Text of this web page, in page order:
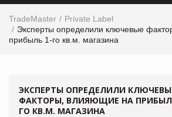
TradeMaster
Private Label
Эксперты определили ключевые
прибыль 1-го кв.м. магазина
ЭКСПЕРТЫ ОПРЕДЕЛИЛИ
ФАКТОРЫ, ВЛИЯЮЩИЕ НА
ГО КВ.М. МАГАЗИНА